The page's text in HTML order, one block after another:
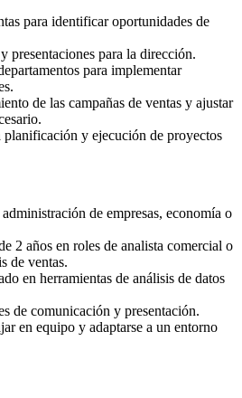
para identificar oportunidades de
presentaciones para la dirección.
para implementar
de las campañas de ventas y ajustar
planificación y ejecución de proyectos
de empresas, economía o
2 años en roles de analista comercial o
de ventas.
en herramientas de análisis de datos
de comunicación y presentación.
en equipo y adaptarse a un entorno